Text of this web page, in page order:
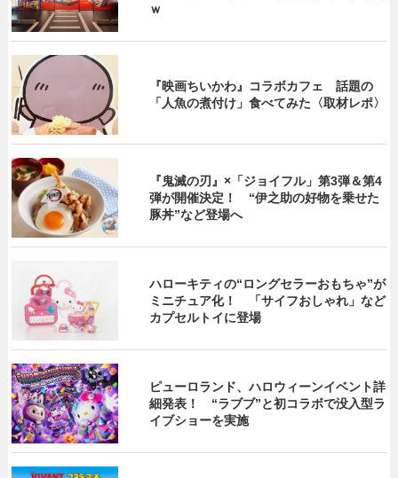
ｗ
『映画ちいかわ』コラボカフェ 話題の
「人魚の煮付け」食べてみた〈取材レポ〉
『鬼滅の刃』×「ジョイフル」第3弾＆第4
弾が開催決定！ “伊之助の好物を乗せた
豚丼”など登場へ
ハローキティの“ロングセラーおもちゃ”が
ミニチュア化！ 「サイフおしゃれ」など
カプセルトイに登場
ピューロランド、ハロウィーンイベント詳
細発表！ “ラブブ”と初コラボで没入型ラ
イブショーを実施